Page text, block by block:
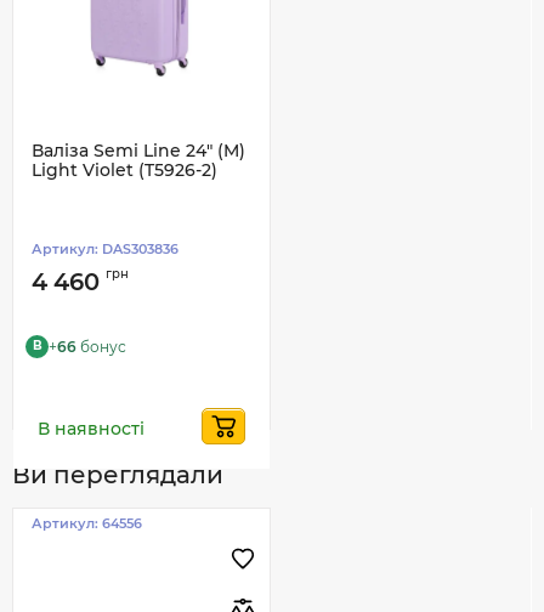
Валіза Semi Line 24" (M)
Light Violet (T5926-2)
Артикул: DAS303836
4 460 грн
B +66 бонус
В наявності
Ви переглядали
Артикул: 64556